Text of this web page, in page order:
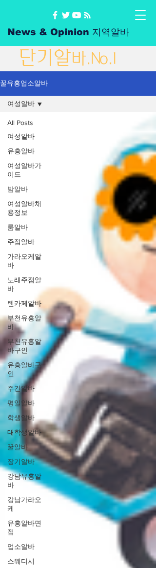
News & Opinion 지역알바
단기 알바.No.1
꿀유흥업소알바
All Posts
여성알바
유흥알바
여성알바가
이드
밤알바
여성알바채
용정보
룸알바
주점알바
가라오케알
바
노래주점알
바
텐카페알바
부천유흥알
바
부천유흥알
바구인
유흥알바구
인
주간알바
평일알바
학생알바
대학생알바
꿀알바
장기알바
강남유흥알
바
강남가라오
케
유흥알바면
접
업소알바
스웨디시
여성알바